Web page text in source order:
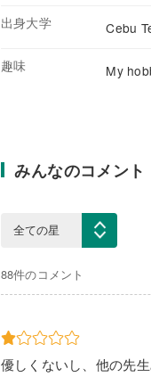
出身大学 Cebu
趣味 My
みんなのコメント
88件のコメント
優しくないし、他の先